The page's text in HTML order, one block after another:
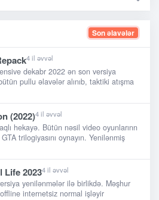
Son əlavələr
4 il əvvəl
dekabr 2022 ən son versiya
pullu əlavələr alınıb, taktiki atışma
(2022)4 il əvvəl
hekayə. Bütün nəsil video oyunlarınn
trilogiyasını oynayın. Yenilənmiş
Life 20234 il əvvəl
yenilənmələr ilə birlikdə. Məşhur
internetsiz normal işləyir